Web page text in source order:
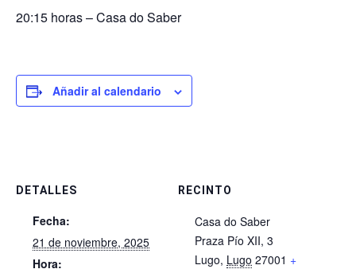
20:15 horas – Casa do Saber
Añadir al calendario
DETALLES
Fecha:
21 de noviembre, 2025
Hora:
RECINTO
Casa do Saber
Praza Pío XII, 3
Lugo, Lugo 27001 +